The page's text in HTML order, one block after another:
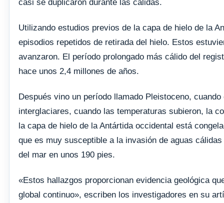
casi se duplicaron durante las cálidas.
Utilizando estudios previos de la capa de hielo de la
episodios repetidos de retirada del hielo. Estos
avanzaron. El período prolongado más cálido del
hace unos 2,4 millones de años.
Después vino un período llamado Pleistoceno,
interglaciares, cuando las temperaturas subieron, la
la capa de hielo de la Antártida occidental está
que es muy susceptible a la invasión de aguas
del mar en unos 190 pies.
«Estos hallazgos proporcionan evidencia geológica
global continuo», escriben los investigadores en su